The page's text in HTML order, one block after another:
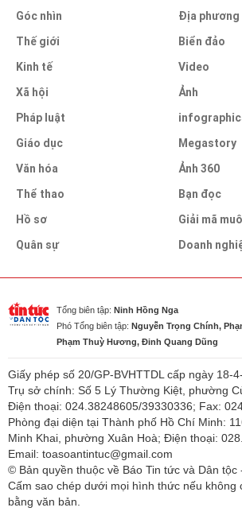
Góc nhìn
Thế giới
Kinh tế
Xã hội
Pháp luật
Giáo dục
Văn hóa
Thể thao
Hồ sơ
Quân sự
Địa phương
Biển đảo
Video
Ảnh
Megastory
Ảnh 360
Bạn đọc
Giải mã
Doanh
Tổng biên tập: Ninh Hồng Nga
Phó Tổng biên tập: Nguyễn Trọng Chính,
Phạm Thuỳ Hương, Đinh Quang Dũng
Giấy phép số 20/GP-BVHTTDL cấp ngày 18-
Trụ sở chính: Số 5 Lý Thường Kiệt, phường
Điện thoại: 024.38248605/39330336; Fax:
Phòng đại diện tại Thành phố Hồ Chí Minh:
Minh Khai, phường Xuân Hoà; Điện thoại:
Email: toasoantintuc@gmail.com
© Bản quyền thuộc về Báo Tin tức và Dân tộc
Cấm sao chép dưới mọi hình thức nếu không
bằng văn bản.